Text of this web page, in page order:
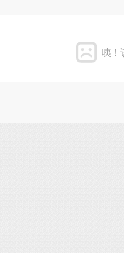
咦！